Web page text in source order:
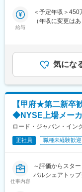
・標準原価の設
価・工程別など）
・工場長・経営
・工場内各部門
効果検証
変更の範囲：会
■業務詳細：
・当社製品を用
・試験結果の整
■ポジションの魅
・学生時代の実
・実機を扱いな
し、改善を重ね
・各種試験を通
先端の研究に触れ
関わるなど、裁
当社は多くの製
インキュベータ
給与
＜予定年収＞
（年収に変更は
想定年収範囲で
同社社内規定に
額であり、選考
固定手当を含め
気にな
【甲府★第二新卒
◆NYSE上場メー
ロード・ジャパン・イン
正社員 職種未経験歓迎
仕事内容
～評価からスタ
バルシェアトッ